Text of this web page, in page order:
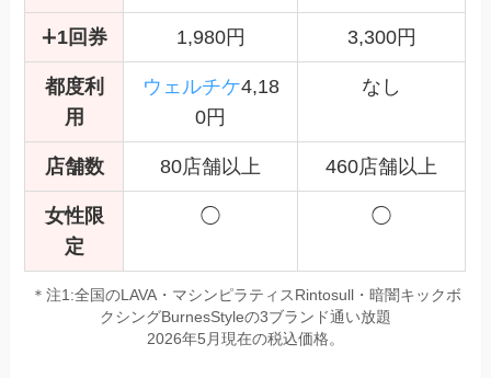
∔1回券 1,980円 3,300円
都度利
用
ウェルチケ4,18
0円
なし
店舗数 80店舗以上 460店舗以上
女性限
定
◯ ◯
＊注1:全国のLAVA・マシンピラティスRintosull・暗闇キックボ
クシングBurnesStyleの3ブランド通い放題
2026年5月現在の税込価格。